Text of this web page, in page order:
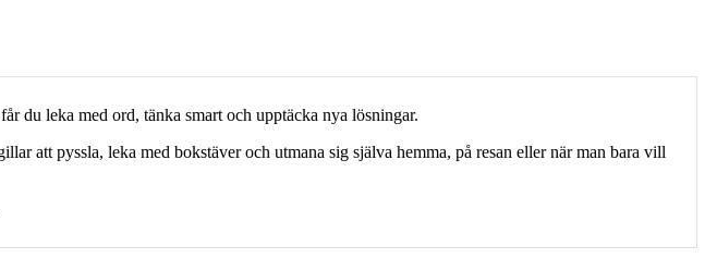
du leka med ord, tänka smart och upptäcka nya lösningar.
att pyssla, leka med bokstäver och utmana sig själva hemma, på resan eller när man bara vill